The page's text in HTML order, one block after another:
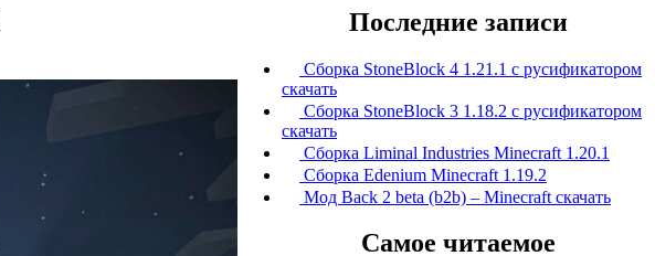
Последние записи
Сборка StoneBlock 4 1.21.1 с русификатором
скачать
Сборка StoneBlock 3 1.18.2 с русификатором
скачать
Сборка Liminal Industries Minecraft 1.20.1
Сборка Edenium Minecraft 1.19.2
Мод Back 2 beta (b2b) – Minecraft скачать
Самое читаемое